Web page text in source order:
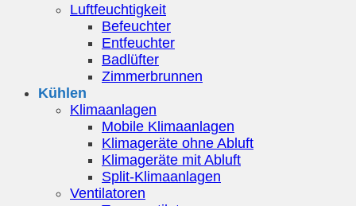
Luftfeuchtigkeit
Befeuchter
Entfeuchter
Badlüfter
Zimmerbrunnen
Kühlen
Klimaanlagen
Mobile Klimaanlagen
Klimageräte ohne Abluft
Klimageräte mit Abluft
Split-Klimaanlagen
Ventilatoren